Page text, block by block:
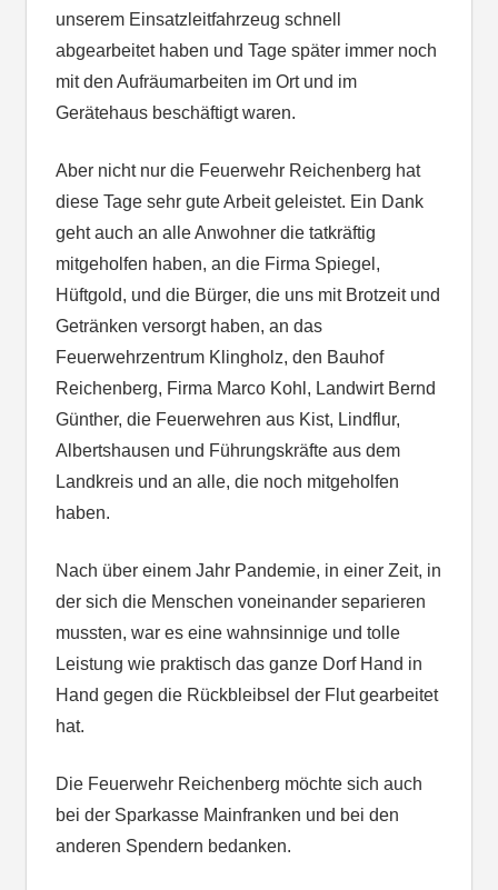
unserem Einsatzleitfahrzeug schnell
abgearbeitet haben und Tage später immer noch
mit den Aufräumarbeiten im Ort und im
Gerätehaus beschäftigt waren.
Aber nicht nur die Feuerwehr Reichenberg hat
diese Tage sehr gute Arbeit geleistet. Ein Dank
geht auch an alle Anwohner die tatkräftig
mitgeholfen haben, an die Firma Spiegel,
Hüftgold, und die Bürger, die uns mit Brotzeit und
Getränken versorgt haben, an das
Feuerwehrzentrum Klingholz, den Bauhof
Reichenberg, Firma Marco Kohl, Landwirt Bernd
Günther, die Feuerwehren aus Kist, Lindflur,
Albertshausen und Führungskräfte aus dem
Landkreis und an alle, die noch mitgeholfen
haben.
Nach über einem Jahr Pandemie, in einer Zeit, in
der sich die Menschen voneinander separieren
mussten, war es eine wahnsinnige und tolle
Leistung wie praktisch das ganze Dorf Hand in
Hand gegen die Rückbleibsel der Flut gearbeitet
hat.
Die Feuerwehr Reichenberg möchte sich auch
bei der Sparkasse Mainfranken und bei den
anderen Spendern bedanken.